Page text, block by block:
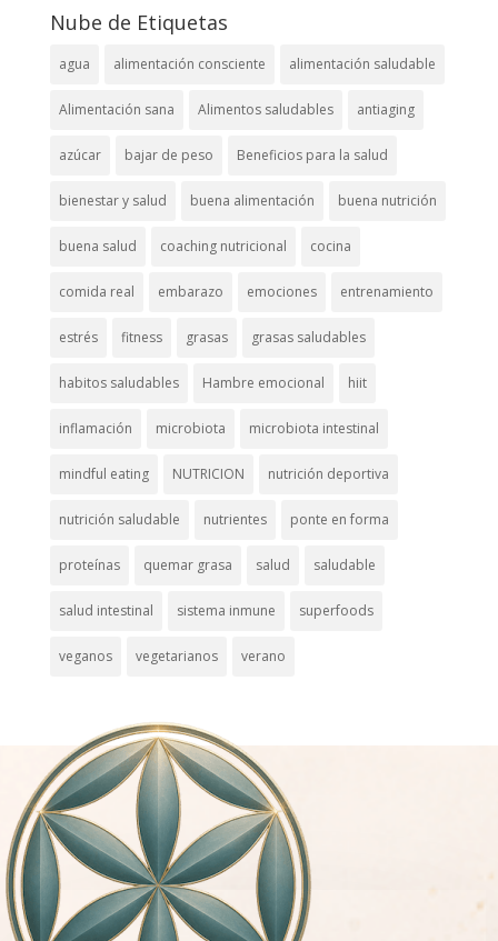
Nube de Etiquetas
agua alimentación consciente alimentación saludable
Alimentación sana Alimentos saludables antiaging
azúcar bajar de peso Beneficios para la salud
bienestar y salud buena alimentación buena nutrición
buena salud coaching nutricional cocina
comida real embarazo emociones entrenamiento
estrés fitness grasas grasas saludables
habitos saludables Hambre emocional hiit
inflamación microbiota microbiota intestinal
mindful eating NUTRICION nutrición deportiva
nutrición saludable nutrientes ponte en forma
proteínas quemar grasa salud saludable
salud intestinal sistema inmune superfoods
veganos vegetarianos verano